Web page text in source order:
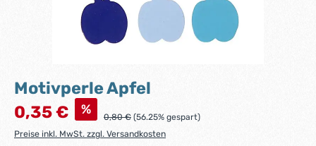
Motivperle Apfel
Verkaufspreis:
0,35 € % Regulärer Preis:
0,80 € (56.25% gespart)
Preise inkl. MwSt. zzgl. Versandkosten